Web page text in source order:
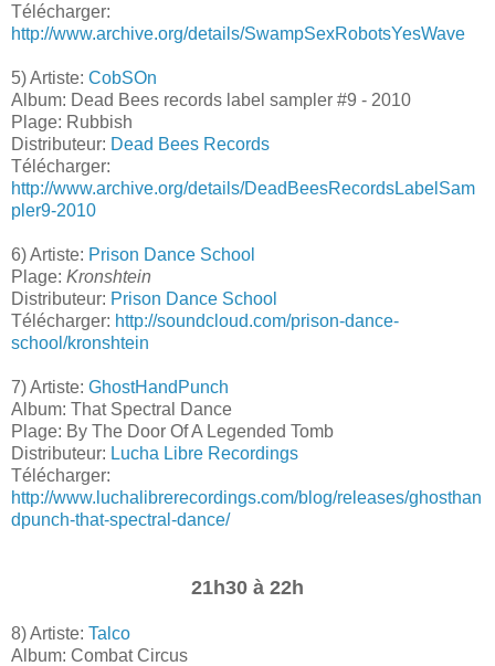
Télécharger:
http://www.archive.org/details/SwampSexRobotsYesWave
5) Artiste: CobSOn
Album: Dead Bees records label sampler #9 - 2010
Plage: Rubbish
Distributeur: Dead Bees Records
Télécharger:
http://www.archive.org/details/DeadBeesRecordsLabelSam
pler9-2010
6) Artiste: Prison Dance School
Plage: Kronshtein
Distributeur: Prison Dance School
Télécharger: http://soundcloud.com/prison-dance-
school/kronshtein
7) Artiste: GhostHandPunch
Album: That Spectral Dance
Plage: By The Door Of A Legended Tomb
Distributeur: Lucha Libre Recordings
Télécharger:
http://www.luchalibrerecordings.com/blog/releases/ghosthan
dpunch-that-spectral-dance/
21h30 à 22h
8) Artiste: Talco
Album: Combat Circus